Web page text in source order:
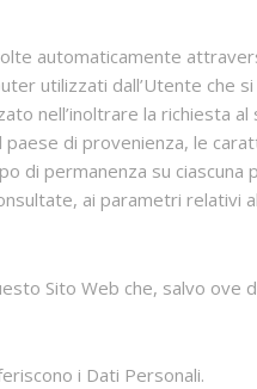
automaticamente
utilizzati dall’Utente che
nell’inoltrare la richiesta
paese di provenienza, le
di permanenza su ciascuna
ai parametri relativi
Sito Web che, salvo
i Dati Personali.